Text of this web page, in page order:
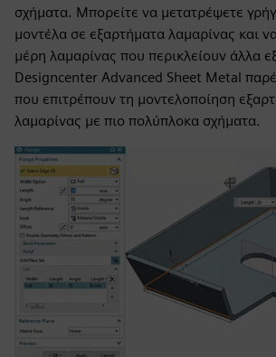
σχήματα. Μπορείτε να μετατρέψετε
μοντέλα σε εξαρτήματα λαμαρίνας και
μέρη λαμαρίνας που περικλείουν άλλα
Designcenter Advanced Sheet Metal
που επιτρέπουν τη μοντελοποίηση
λαμαρίνας με πιο πολύπλοκα σχήματα.